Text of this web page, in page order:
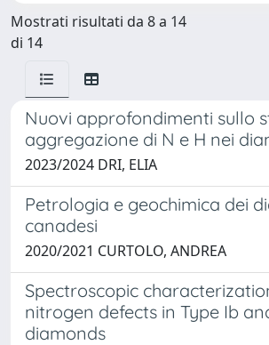
Mostrati risultati da 8 a 14
di 14
Nuovi approfondimenti sullo
aggregazione di N e H nei
2023/2024 DRI, ELIA
Petrologia e geochimica dei
canadesi
2020/2021 CURTOLO, ANDREA
Spectroscopic
nitrogen defects in Type Ib
diamonds